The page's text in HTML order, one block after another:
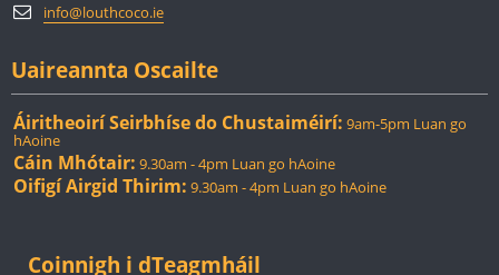
info@louthcoco.ie
Uaireannta Oscailte
Áiritheoirí Seirbhíse do Chustaiméirí: 9am-5pm Luan go
hAoine
Cáin Mhótair: 9.30am - 4pm Luan go hAoine
Oifigí Airgid Thirim: 9.30am - 4pm Luan go hAoine
Coinnigh i dTeagmháil